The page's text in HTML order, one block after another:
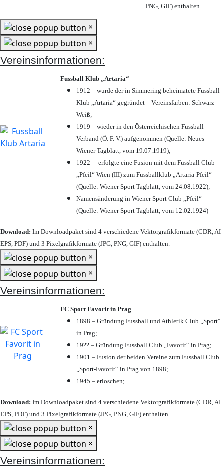
PNG, GIF) enthalten.
×
×
Vereinsinformationen:
Fussball Klub „Artaria“
1912 – wurde der in Simmering beheimatete Fussball
Klub „Artaria“ gegründet – Vereinsfarben: Schwarz-
Weiß;
1919 – wieder in den Österreichischen Fussball
Verband (Ö. F. V.) aufgenommen (Quelle: Neues
Wiener Tagblatt, vom 19.07.1919);
1922 – erfolgte eine Fusion mit dem Fussball Club
„Pfeil“ Wien (III) zum Fussballklub „Artaria-Pfeil“
(Quelle: Wiener Sport Tagblatt, vom 24.08.1922);
Namensänderung in Wiener Sport Club „Pfeil“
(Quelle: Wiener Sport Tagblatt, vom 12.02.1924)
Download: Im Downloadpaket sind 4 verschiedene Vektorgrafikformate (CDR, AI
EPS, PDF) und 3 Pixelgrafikformate (JPG, PNG, GIF) enthalten.
×
×
Vereinsinformationen:
FC Sport Favorit in Prag
1898 = Gründung Fussball und Athletik Club „Sport“
in Prag;
19?? = Gründung Fussball Club „Favorit“ in Prag;
1901 = Fusion der beiden Vereine zum Fussball Club
„Sport-Favorit“ in Prag von 1898;
1945 = erloschen;
Download: Im Downloadpaket sind 4 verschiedene Vektorgrafikformate (CDR, AI
EPS, PDF) und 3 Pixelgrafikformate (JPG, PNG, GIF) enthalten.
×
×
Vereinsinformationen: